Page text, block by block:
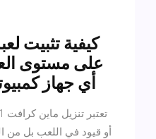
كيفية تثبيت
على مستوى
أي جهاز
أو قيود في اللعب بل من